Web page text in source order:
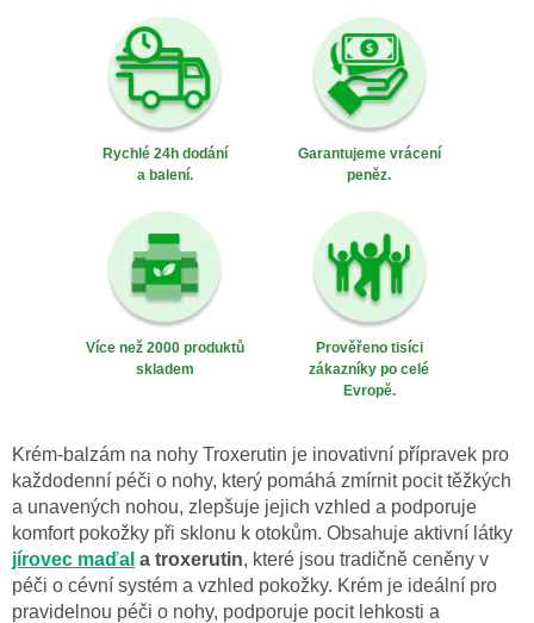
Rychlé 24h dodání
a balení.
Garantujeme vrácení
peněz.
Více než 2000 produktů
skladem
Prověřeno tisíci
zákazníky po celé
Evropě.
Krém-balzám na nohy Troxerutin je inovativní přípravek pro
každodenní péči o nohy, který pomáhá zmírnit pocit těžkých
a unavených nohou, zlepšuje jejich vzhled a podporuje
komfort pokožky při sklonu k otokům. Obsahuje aktivní látky
jírovec maďal a troxerutin, které jsou tradičně ceněny v
péči o cévní systém a vzhled pokožky. Krém je ideální pro
pravidelnou péči o nohy, podporuje pocit lehkosti a